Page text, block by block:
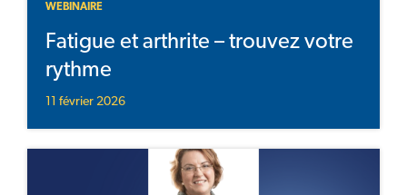
WEBINAIRE
Fatigue et arthrite – trouvez votre
rythme
11 février 2026